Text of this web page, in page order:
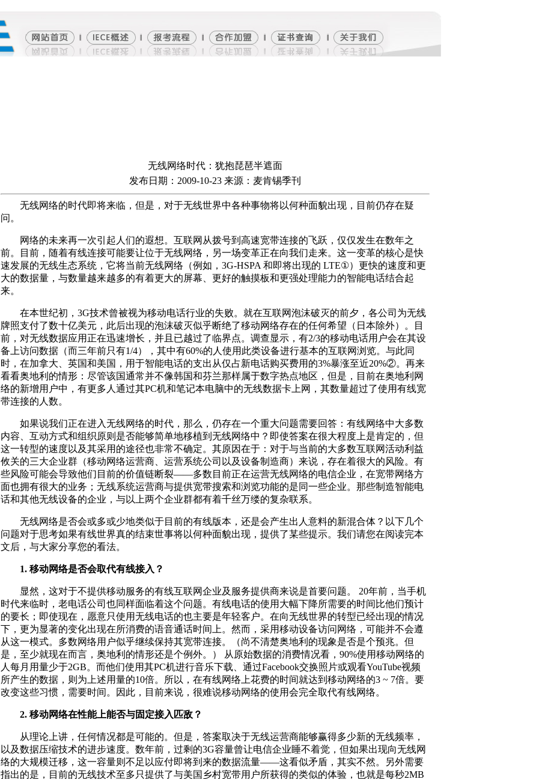
无线网络时代：犹抱琵琶半遮面
发布日期：2009-10-23 来源：麦肯锡季刊
无线网络的时代即将来临，但是，对于无线世界中各种事物将以何种面貌出现，目前仍存在疑
问。
网络的未来再一次引起人们的遐想。互联网从拨号到高速宽带连接的飞跃，仅仅发生在数年之
前。目前，随着有线连接可能要让位于无线网络，另一场变革正在向我们走来。这一变革的核心是快
速发展的无线生态系统，它将当前无线网络（例如，3G-HSPA 和即将出现的 LTE①）更快的速度和更
大的数据量，与数量越来越多的有着更大的屏幕、更好的触摸板和更强处理能力的智能电话结合起
来。
在本世纪初，3G技术曾被视为移动电话行业的失败。就在互联网泡沫破灭的前夕，各公司为无线
牌照支付了数十亿美元，此后出现的泡沫破灭似乎断绝了移动网络存在的任何希望（日本除外）。目
前，对无线数据应用正在迅速增长，并且已越过了临界点。调查显示，有2/3的移动电话用户会在其设
备上访问数据（而三年前只有1/4），其中有60%的人使用此类设备进行基本的互联网浏览。与此同
时，在加拿大、英国和美国，用于智能电话的支出从仅占新电话购买费用的3%暴涨至近20%②。再来
看看奥地利的情形：尽管该国通常并不像韩国和芬兰那样属于数字热点地区，但是，目前在奥地利网
络的新增用户中，有更多人通过其PC机和笔记本电脑中的无线数据卡上网，其数量超过了使用有线宽
带连接的人数。
如果说我们正在进入无线网络的时代，那么，仍存在一个重大问题需要回答：有线网络中大多数
内容、互动方式和组织原则是否能够简单地移植到无线网络中？即使答案在很大程度上是肯定的，但
这一转型的速度以及其采用的途径也非常不确定。其原因在于：对于与当前的大多数互联网活动利益
攸关的三大企业群（移动网络运营商、运营系统公司以及设备制造商）来说，存在着很大的风险。有
些风险可能会导致他们目前的价值链断裂——多数目前正在运营无线网络的电信企业，在宽带网络方
面也拥有很大的业务；无线系统运营商与提供宽带搜索和浏览功能的是同一些企业。那些制造智能电
话和其他无线设备的企业，与以上两个企业群都有着千丝万缕的复杂联系。
无线网络是否会或多或少地类似于目前的有线版本，还是会产生出人意料的新混合体？以下几个
问题对于思考如果有线世界真的结束世事将以何种面貌出现，提供了某些提示。我们请您在阅读完本
文后，与大家分享您的看法。
1. 移动网络是否会取代有线接入？
显然，这对于不提供移动服务的有线互联网企业及服务提供商来说是首要问题。 20年前，当手机
时代来临时，老电话公司也同样面临着这个问题。有线电话的使用大幅下降所需要的时间比他们预计
的要长；即使现在，愿意只使用无线电话的也主要是年轻客户。在向无线世界的转型已经出现的情况
下，更为显著的变化出现在所消费的语音通话时间上。然而，采用移动设备访问网络，可能并不会遵
从这一模式。多数网络用户似乎继续保持其宽带连接。（尚不清楚奥地利的现象是否是个预兆。但
是，至少就现在而言，奥地利的情形还是个例外。） 从原始数据的消费情况看，90%使用移动网络的
人每月用量少于2GB。而他们使用其PC机进行音乐下载、通过Facebook交换照片或观看YouTube视频
所产生的数据，则为上述用量的10倍。所以，在有线网络上花费的时间就达到移动网络的3 ~ 7倍。要
改变这些习惯，需要时间。因此，目前来说，很难说移动网络的使用会完全取代有线网络。
2. 移动网络在性能上能否与固定接入匹敌？
从理论上讲，任何情况都是可能的。但是，答案取决于无线运营商能够赢得多少新的无线频率，
以及数据压缩技术的进步速度。数年前，过剩的3G容量曾让电信企业睡不着觉，但如果出现向无线网
络的大规模迁移，这一容量则不足以应付即将到来的数据流量——这看似矛盾，其实不然。另外需要
指出的是，目前的无线技术至多只提供了与美国乡村宽带用户所获得的类似的体验，也就是每秒2MB